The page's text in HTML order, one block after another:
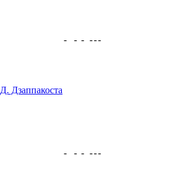
Д. Дзаппакоста
- - - ---
- - - ---